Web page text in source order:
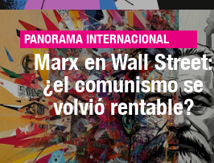
PANORAMA INTERNACIONAL
Marx en Wall Street:
¿el comunismo se
volvió rentable?